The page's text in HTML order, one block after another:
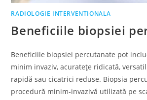
RADIOLOGIE INTERVENTIONALA
Beneficiile biopsiei
Beneficiile biopsiei percutanate pot
minim invaziv, acuratețe ridicată,
rapidă sau cicatrici reduse. Biopsia
procedură minim-invazivă utilizată pe